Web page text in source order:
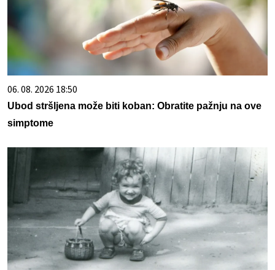
06. 08. 2026 18:50
Ubod stršljena može biti koban: Obratite pažnju na ove
simptome